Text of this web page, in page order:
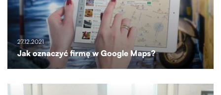
27.12.2021
Jak oznaczyć firmę w Google Maps?